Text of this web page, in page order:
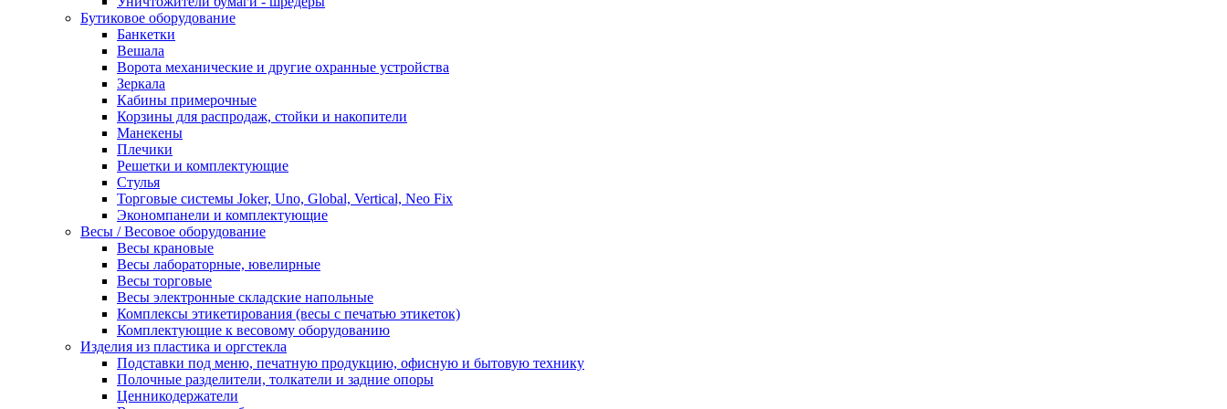
Бутиковое оборудование
Банкетки
Вешала
Ворота механические и другие охранные устройства
Зеркала
Кабины примерочные
Корзины для распродаж, стойки и накопители
Манекены
Плечики
Решетки и комплектующие
Стулья
Торговые системы Joker, Uno, Global, Vertical, Neo Fix
Экономпанели и комплектующие
Весы / Весовое оборудование
Весы крановые
Весы лабораторные, ювелирные
Весы торговые
Весы электронные складские напольные
Комплексы этикетирования (весы с печатью этикеток)
Комплектующие к весовому оборудованию
Изделия из пластика и оргстекла
Подставки под меню, печатную продукцию, офисную и бытовую технику
Полочные разделители, толкатели и задние опоры
Ценникодержатели